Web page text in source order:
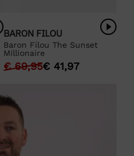
BARON FILOU
Baron Filou The Sunset
Millionaire
€69,95€ 41,97